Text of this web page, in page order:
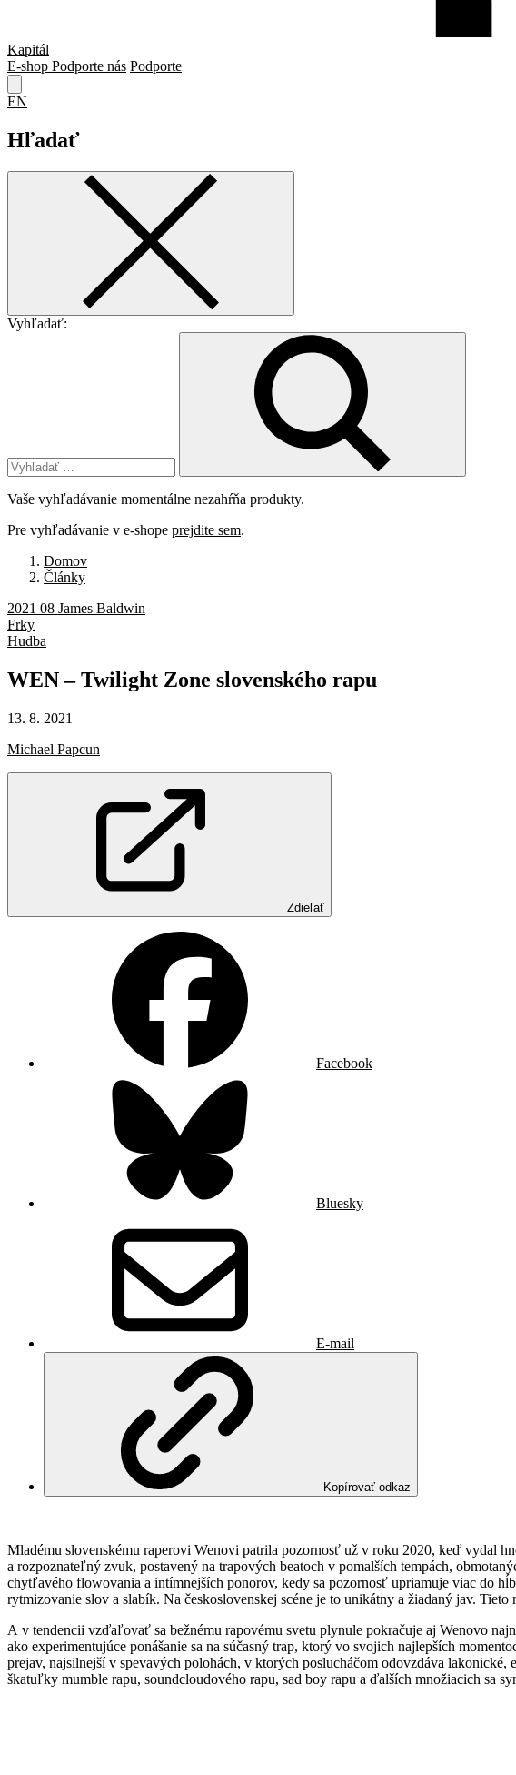
Kapitál
E-shop Podporte nás Podporte
EN
Hľadať
Vyhľadať:
Vaše vyhľadávanie momentálne nezahŕňa produkty.
Pre vyhľadávanie v e-shope prejdite sem.
Domov
Články
2021 08 James Baldwin
Frky
Hudba
WEN–Twilight Zone slovenského rapu
13. 8. 2021
Michael Papcun
Zdieľať
Facebook
Bluesky
E-mail
Kopírovať odkaz
Mladému slovenskému raperovi Wenovi patrila pozornosť už v roku 2020, keď vydal
a rozpoznateľný zvuk, postavený na trapových beatoch v pomalších tempách,
chytľavého flowovania a intímnejších ponorov, kedy sa pozornosť upriamuje viac do
rytmizovanie slov a slabík. Na československej scéne je to unikátny a žiadaný jav.
A v tendencii vzďaľovať sa bežnému rapovému svetu plynule pokračuje aj Wenovo
ako experimentujúce ponášanie sa na súčasný trap, ktorý vo svojich najlepších
prejav, najsilnejší v spevavých polohách, v ktorých poslucháčom odovzdáva
škatuľky mumble rapu, soundcloudového rapu, sad boy rapu a ďalších množiacich sa